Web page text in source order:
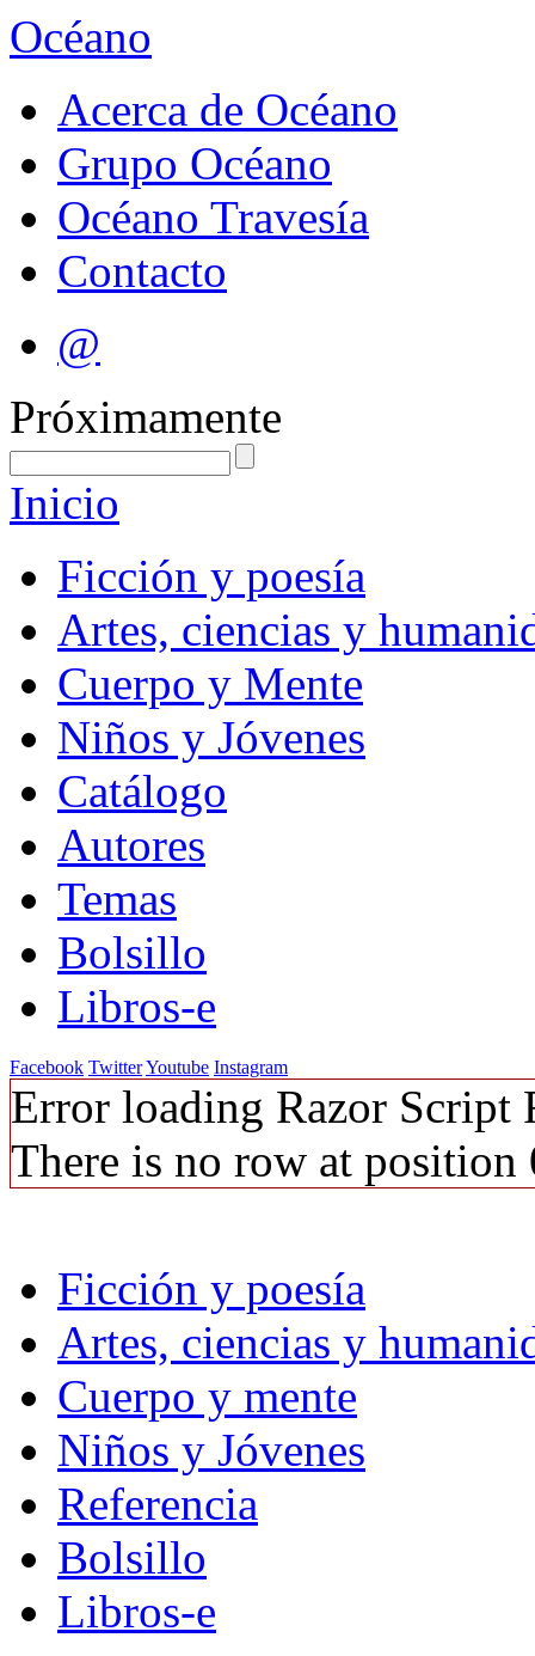
Océano
Acerca de Océano
Grupo Océano
Océano Travesía
Contacto
@
Próximamente
Inicio
Ficción y poesía
Artes, ciencias y
Cuerpo y Mente
Niños y Jóvenes
Catálogo
Autores
Temas
Bolsillo
Libros-e
Facebook TwitterYoutube Instagram
Error loading Razor Script
There is no row at position
Ficción y poesía
Artes, ciencias y
Cuerpo y mente
Niños y Jóvenes
Referencia
Bolsillo
Libros-e